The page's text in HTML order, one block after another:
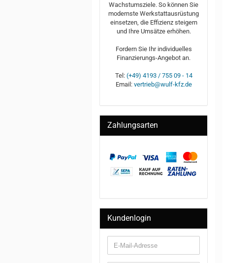
Wachstumsziele. So können Sie
modernste Werkstattausrüstung
einsetzen, die Effizienz steigern
und Ihre Umsätze erhöhen.
Fordern Sie Ihr individuelles
Finanzierungs-Angebot an.
Tel: (+49) 4193 / 755 09 - 14
Email: vertrieb@wulf-kfz.de
Zahlungsarten
Kundenlogin